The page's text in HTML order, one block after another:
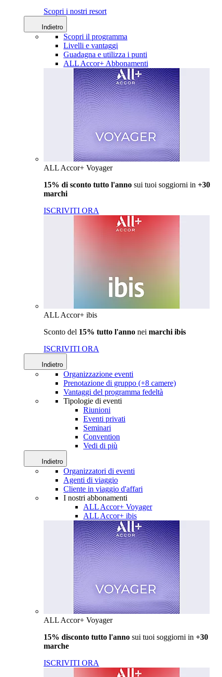
Scopri i nostri resort
Indietro
Scopri il programma
Livelli e vantaggi
Guadagna e utilizza i punti
ALL Accor+ Abbonamenti
ALL Accor+ Voyager
15% di sconto tutto l'anno sui tuoi soggiorni in +30
marchi
ISCRIVITI ORA
ALL Accor+ ibis
Sconto del 15% tutto l'anno nei marchi ibis
ISCRIVITI ORA
Indietro
Organizzazione eventi
Prenotazione di gruppo (+8 camere)
Vantaggi del programma fedeltà
Tipologie di eventi
Riunioni
Eventi privati
Seminari
Convention
Vedi di più
Indietro
Organizzatori di eventi
Agenti di viaggio
Cliente in viaggio d'affari
I nostri abbonamenti
ALL Accor+ Voyager
ALL Accor+ ibis
ALL Accor+ Voyager
15% disconto tutto l'anno sui tuoi soggiorni in +30
marche
ISCRIVITI ORA